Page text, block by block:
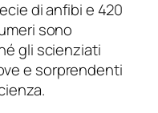
di anfibi e 420
sono
gli scienziati
e sorprendenti